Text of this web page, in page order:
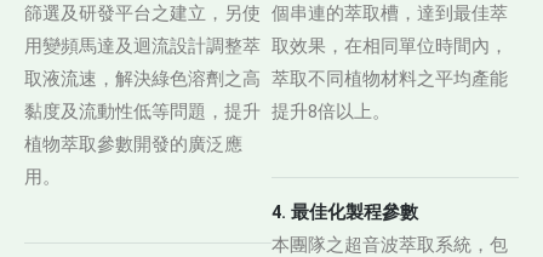
篩選及研發平台之建立，另使
用變頻馬達及迴流設計調整萃
取液流速，解決綠色溶劑之高
黏度及流動性低等問題，提升
植物萃取參數開發的廣泛應
用。
個串連的萃取槽，達到最佳萃
取效果，在相同單位時間內，
萃取不同植物材料之平均產能
提升8倍以上。
4. 最佳化製程參數
本團隊之超音波萃取系統，包